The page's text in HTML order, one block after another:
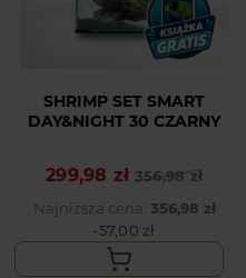
SHRIMP SET SMART
DAY&NIGHT 30 CZARNY
Cena podstawowa
356,98 zł
Cena
299,98 zł
Najniższa cena: 356,98 zł
-57,00 zł